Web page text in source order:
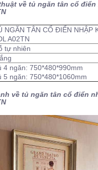
về tủ ngăn tân cổ điển
NGĂN TÂN CỔ ĐIỂN NHẬP
A02TN
tự nhiên
4 ngăn: 750*480*990mm
5 ngăn: 750*480*1060mm
về tủ ngăn tân cổ điển